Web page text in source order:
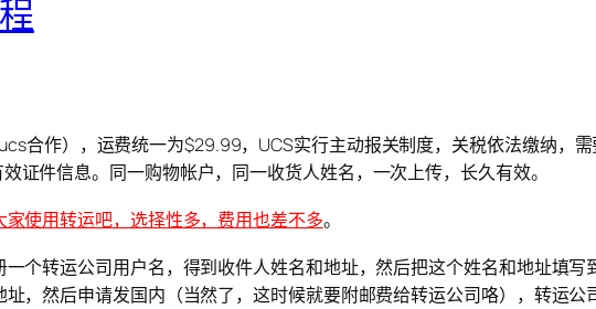
合作），运费统一为$29.99，UCS实行主动报关制度，关税依法缴纳，
效证件信息。同一购物帐户，同一收货人姓名，一次上传，长久有效。
使用转运吧，选择性多，费用也差不多。
个转运公司用户名，得到收件人姓名和地址，然后把这个姓名和地址填
，然后申请发国内（当然了，这时候就要附邮费给转运公司咯），转运